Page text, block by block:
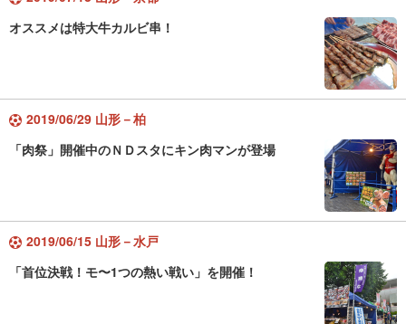
オススメは特大牛カルビ串！
2019/06/29 山形－柏
「肉祭」開催中のＮＤスタにキン肉マンが登場
2019/06/15 山形－水戸
「首位決戦！モ〜1つの熱い戦い」を開催！